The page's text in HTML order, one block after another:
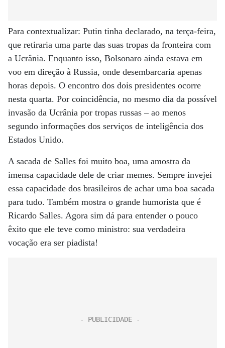
Para contextualizar: Putin tinha declarado, na terça-feira,
que retiraria uma parte das suas tropas da fronteira com
a Ucrânia. Enquanto isso, Bolsonaro ainda estava em
voo em direção à Russia, onde desembarcaria apenas
horas depois. O encontro dos dois presidentes ocorre
nesta quarta. Por coincidência, no mesmo dia da possível
invasão da Ucrânia por tropas russas – ao menos
segundo informações dos serviços de inteligência dos
Estados Unido.
A sacada de Salles foi muito boa, uma amostra da
imensa capacidade dele de criar memes. Sempre invejei
essa capacidade dos brasileiros de achar uma boa sacada
para tudo. Também mostra o grande humorista que é
Ricardo Salles. Agora sim dá para entender o pouco
êxito que ele teve como ministro: sua verdadeira
vocação era ser piadista!